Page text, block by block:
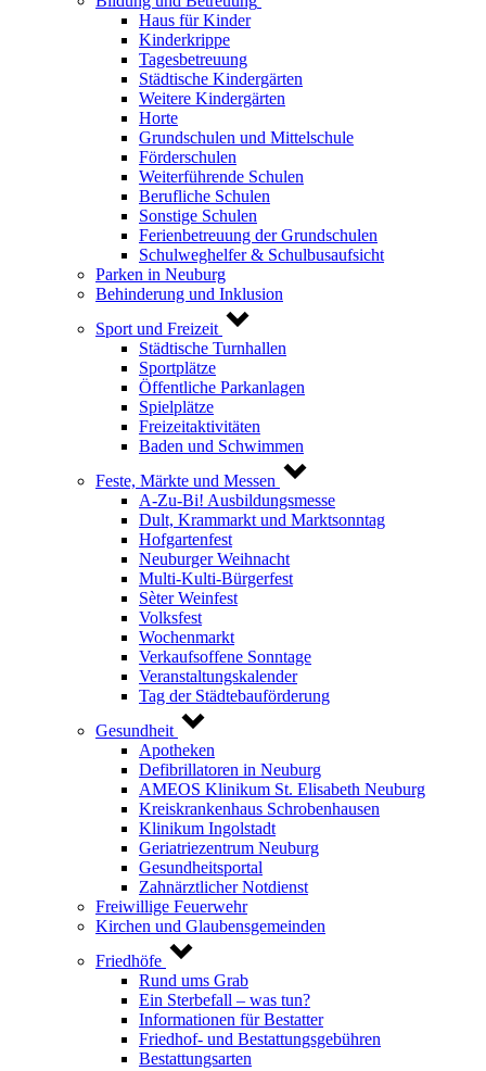
Haus für Kinder
Kinderkrippe
Tagesbetreuung
Städtische Kindergärten
Weitere Kindergärten
Horte
Grundschulen und Mittelschule
Förderschulen
Weiterführende Schulen
Berufliche Schulen
Sonstige Schulen
Ferienbetreuung der Grundschulen
Schulweghelfer & Schulbusaufsicht
Parken in Neuburg
Behinderung und Inklusion
Sport und Freizeit
Städtische Turnhallen
Sportplätze
Öffentliche Parkanlagen
Spielplätze
Freizeitaktivitäten
Baden und Schwimmen
Feste, Märkte und Messen
A-Zu-Bi! Ausbildungsmesse
Dult, Krammarkt und Marktsonntag
Hofgartenfest
Neuburger Weihnacht
Multi-Kulti-Bürgerfest
Sèter Weinfest
Volksfest
Wochenmarkt
Verkaufsoffene Sonntage
Veranstaltungskalender
Tag der Städtebauförderung
Gesundheit
Apotheken
Defibrillatoren in Neuburg
AMEOS Klinikum St. Elisabeth Neuburg
Kreiskrankenhaus Schrobenhausen
Klinikum Ingolstadt
Geriatriezentrum Neuburg
Gesundheitsportal
Zahnärztlicher Notdienst
Freiwillige Feuerwehr
Kirchen und Glaubensgemeinden
Friedhöfe
Rund ums Grab
Ein Sterbefall – was tun?
Informationen für Bestatter
Friedhof- und Bestattungsgebühren
Bestattungsarten